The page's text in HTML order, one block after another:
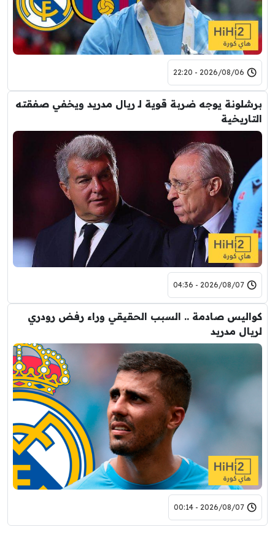
2026/08/06 - 22:20
برشلونة يوجه ضربة قوية لـ ريال مدريد ويخفي صفقته
التاريخية
2026/08/07 - 04:36
كواليس صادمة .. السبب الحقيقي وراء رفض رودري
لريال مدريد
2026/08/07 - 00:14